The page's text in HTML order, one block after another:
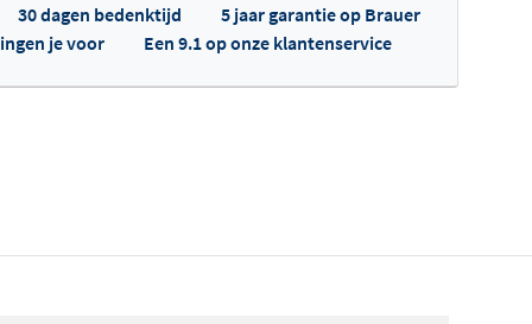
ophalen...
30 dagen bedenktijd
5 jaar garantie op Brauer
je voor
Een 9.1 op onze klantenservice